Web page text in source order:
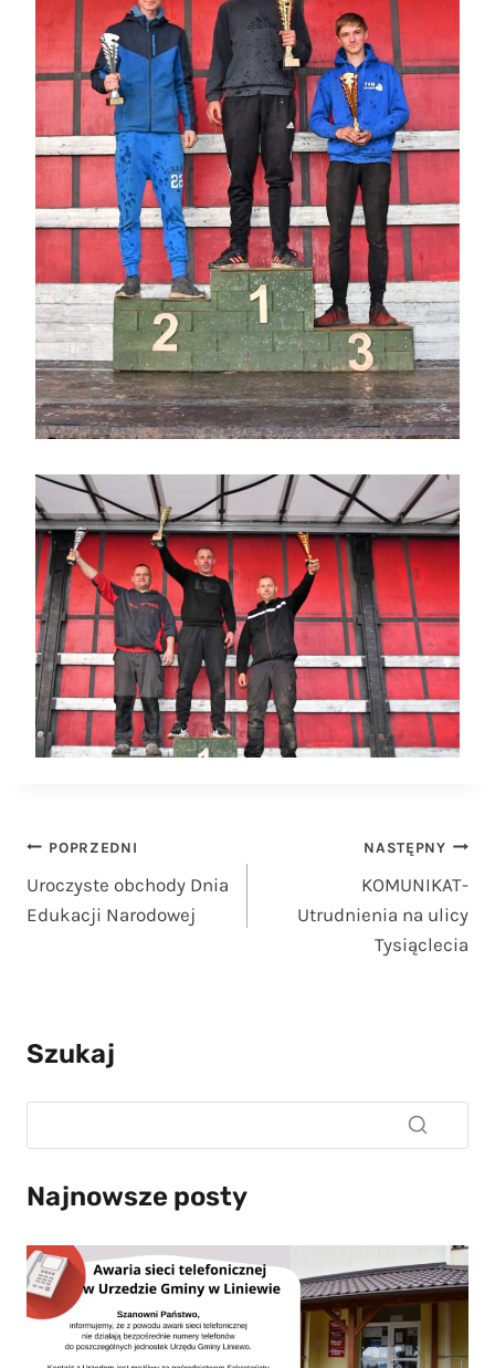
Nawigacja
wpisu
POPRZEDNI
Uroczyste obchody Dnia
Edukacji Narodowej
NASTĘPNY
KOMUNIKAT-
Utrudnienia na ulicy
Tysiąclecia
Szukaj
Najnowsze posty